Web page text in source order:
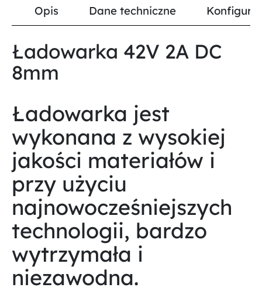
Opis Dane techniczne
Ładowarka 42V 2A DC
8mm
Ładowarka jest
wykonana z wysokiej
jakości materiałów i
przy użyciu
najnowocześniejszych
technologii, bardzo
wytrzymała i
niezawodna.